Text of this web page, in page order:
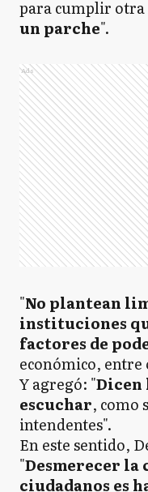
para cumplir
un parche".
Ads
"No plantean
instituciones
factores de
económico,
Y agregó: "Dicen
escuchar, como
intendentes".
En este sentido,
"Desmerecer la
ciudadanos es